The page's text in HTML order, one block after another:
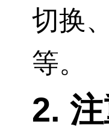
切换
等。
2.